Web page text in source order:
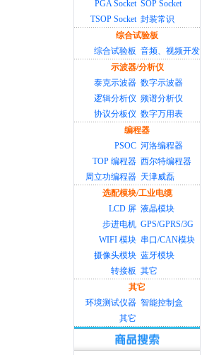
PGA Socket SOP Socket
TSOP Socket 封装常识
综合试验板
综合试验板 音频、视频开发
示波器/分析仪
泰克示波器 数字示波器
逻辑分析仪 频谱分析仪
协议分板仪 数字万用表
编程器
PSOC 河洛编程器
TOP 编程器 西尔特编程器
周立功编程器 天津威磊
选配模块/工业电缆
LCD 屏 液晶模块
步进电机 GPS/GPRS/3G
WIFI 模块 串口/CAN模块
摄像头模块 蓝牙模块
转接板 其它
其它
环境测试仪器 智能控制盒
其它